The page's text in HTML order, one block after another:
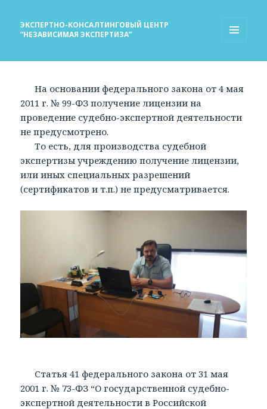
ЭКСПЕРТНО-КОНСАЛТИНГОВЫЙ ЦЕНТР
“НЕЗАВИСИМАЯ ЭКСПЕРТИЗА”
На основании федерального закона от 4 мая
2011 г. № 99-ФЗ получение лицензии на
проведение судебно-экспертной деятельности
не предусмотрено.
То есть, для производства судебной
экспертизы учреждению получение лицензии,
или иных специальных разрешений
(сертификатов и т.п.) не предусматривается.
Статья 41 федерального закона от 31 мая
2001 г. № 73-ФЗ “О государственной судебно-
экспертной деятельности в Российской